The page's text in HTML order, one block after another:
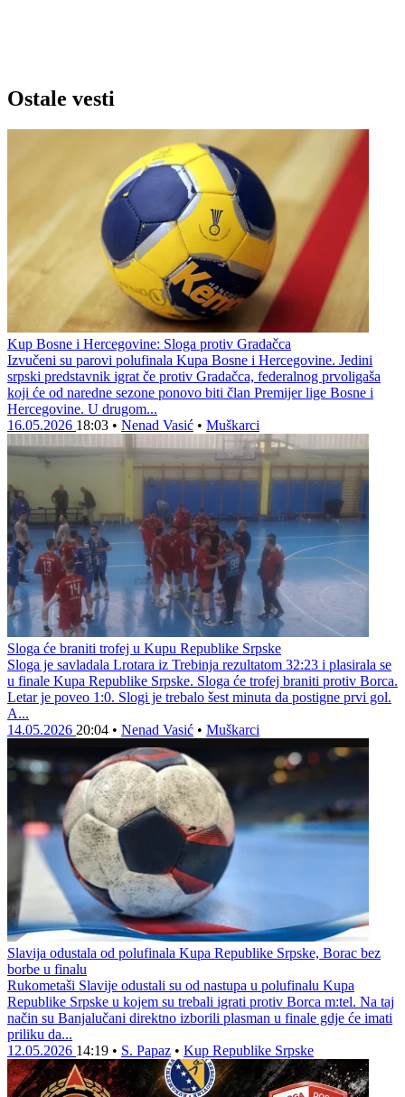
Ostale vesti
Kup Bosne i Hercegovine: Sloga protiv Gradačca
Izvučeni su parovi polufinala Kupa Bosne i Hercegovine. Jedini
srpski predstavnik igrat če protiv Gradačca, federalnog prvoligaša
koji će od naredne sezone ponovo biti član Premijer lige Bosne i
Hercegovine. U drugom...
16.05.2026 18:03 • Nenad Vasić • Muškarci
Sloga će braniti trofej u Kupu Republike Srpske
Sloga je savladala Lrotara iz Trebinja rezultatom 32:23 i plasirala se
u finale Kupa Republike Srpske. Sloga će trofej braniti protiv Borca.
Letar je poveo 1:0. Slogi je trebalo šest minuta da postigne prvi gol.
A...
14.05.2026 20:04 • Nenad Vasić • Muškarci
Slavija odustala od polufinala Kupa Republike Srpske, Borac bez
borbe u finalu
Rukometaši Slavije odustali su od nastupa u polufinalu Kupa
Republike Srpske u kojem su trebali igrati protiv Borca m:tel. Na taj
način su Banjalučani direktno izborili plasman u finale gdje će imati
priliku da...
12.05.2026 14:19 • S. Papaz • Kup Republike Srpske